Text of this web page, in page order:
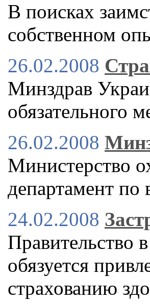
В поисках
собственном
26.02.2008
Минздрав
обязательного
26.02.2008
Министерство
департамент по
24.02.2008
Правительство
обязуется
страхованию